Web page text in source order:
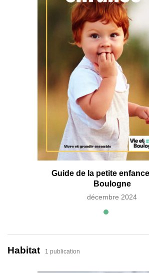
Guide de la petite
Boulogne
décembre 2024
Habitat 1 publication